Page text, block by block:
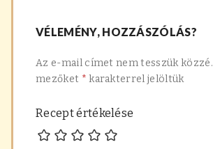
VÉLEMÉNY, HOZZÁSZÓLÁS?
Az e-mail címet nem tesszük közzé.
mezőket * karakterrel jelöltük
Recept értékelése